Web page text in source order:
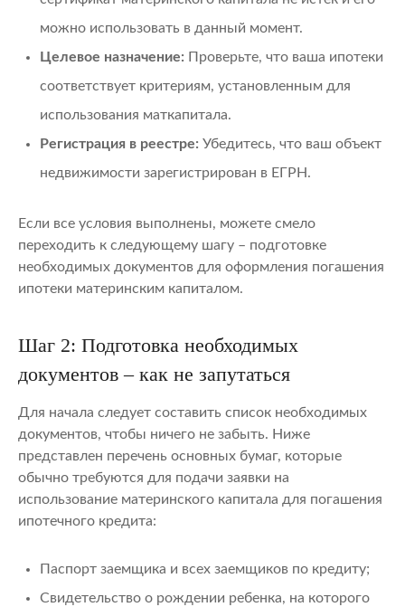
можно использовать в данный момент.
Целевое назначение: Проверьте, что ваша ипотеки
соответствует критериям, установленным для
использования маткапитала.
Регистрация в реестре: Убедитесь, что ваш объект
недвижимости зарегистрирован в ЕГРН.
Если все условия выполнены, можете смело
переходить к следующему шагу – подготовке
необходимых документов для оформления погашения
ипотеки материнским капиталом.
Шаг 2: Подготовка необходимых
документов – как не запутаться
Для начала следует составить список необходимых
документов, чтобы ничего не забыть. Ниже
представлен перечень основных бумаг, которые
обычно требуются для подачи заявки на
использование материнского капитала для погашения
ипотечного кредита:
Паспорт заемщика и всех заемщиков по кредиту;
Свидетельство о рождении ребенка, на которого